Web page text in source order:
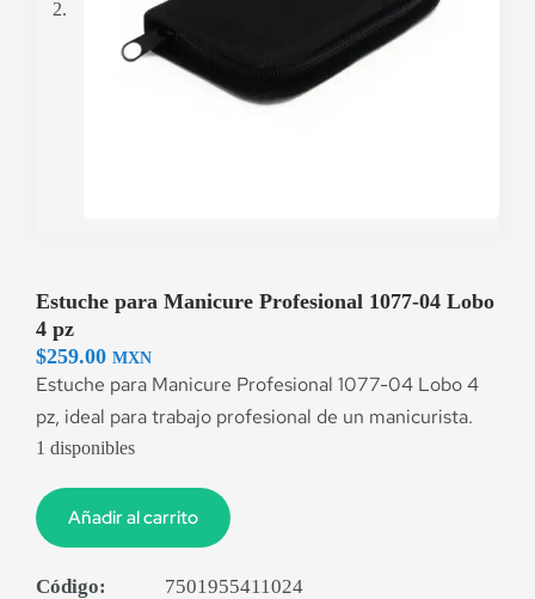
Estuche para Manicure Profesional 1077-04 Lobo
4 pz
$259.00 MXN
Estuche para Manicure Profesional 1077-04 Lobo 4
pz, ideal para trabajo profesional de un manicurista.
1 disponibles
Añadir al carrito
Código:
7501955411024